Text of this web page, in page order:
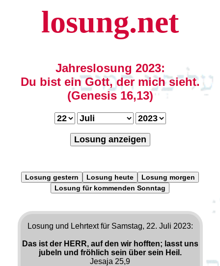
losung.net
Jahreslosung 2023:
Du bist ein Gott, der mich sieht.
(Genesis 16,13)
Losung anzeigen
Losung gestern Losung heute
Losung morgen
Losung für kommenden Sonntag
Losung und Lehrtext für Samstag, 22. Juli 2023:
Das ist der HERR, auf den wir hofften; lasst uns
jubeln und fröhlich sein über sein Heil.
Jesaja 25,9